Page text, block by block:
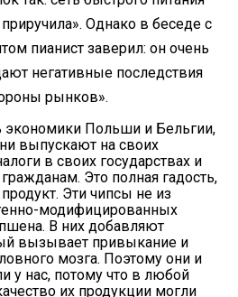
приручила». Однако в беседе с
пианист заверил: он очень
негативные последствия
рынков».
экономики Польши и Бельгии,
выпускают на своих
в своих государствах и
Это полная гадость,
Эти чипсы не из
модифицированных
В них добавляют
вызывает привыкание и
мозга. Поэтому они и
у нас, потому что в любой
их продукции могли